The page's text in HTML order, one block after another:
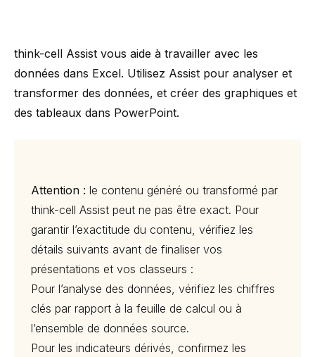
think-cell Assist vous aide à travailler avec les
données dans Excel. Utilisez Assist pour analyser et
transformer des données, et créer des graphiques et
des tableaux dans PowerPoint.
Attention : le contenu généré ou transformé par
think-cell Assist peut ne pas être exact. Pour
garantir l’exactitude du contenu, vérifiez les
détails suivants avant de finaliser vos
présentations et vos classeurs :
Pour l’analyse des données, vérifiez les chiffres
clés par rapport à la feuille de calcul ou à
l’ensemble de données source.
Pour les indicateurs dérivés, confirmez les